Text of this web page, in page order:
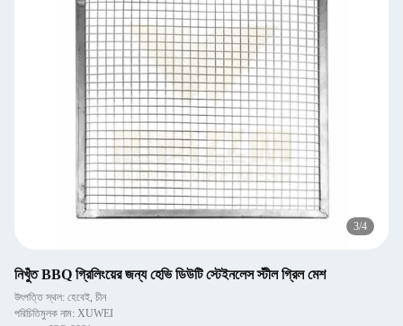
3/4
নিখুঁত BBQ গ্রিলিংয়ের জন্য হেভি ডিউটি ​​স্টেইনলেস স্টীল গ্রিল মেশ
উৎপত্তি স্থল: হেবেই, চীন
পরিচিতিমুলক নাম: XUWEI